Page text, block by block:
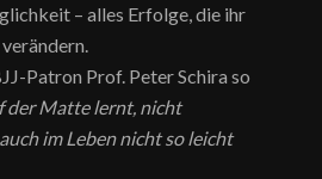
– alles Erfolge, die ihr
Patron Prof. Peter Schira so
der Matte lernt, nicht
im Leben nicht so leicht